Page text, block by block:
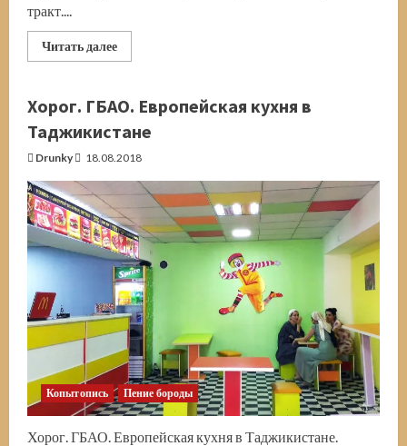
тракт....
Читать далееПрочитать
больше
тракт.
высокогорный
бывшего
Хорог. ГБАО. Европейская кухня в
Таджикистане
Drunky 18.08.2018
Копытопись Пение бороды
Хорог. ГБАО. Европейская кухня в Таджикистане.